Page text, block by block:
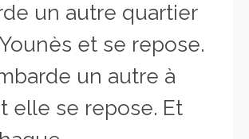
un autre quartier
et se repose.
un autre à
elle se repose. Et